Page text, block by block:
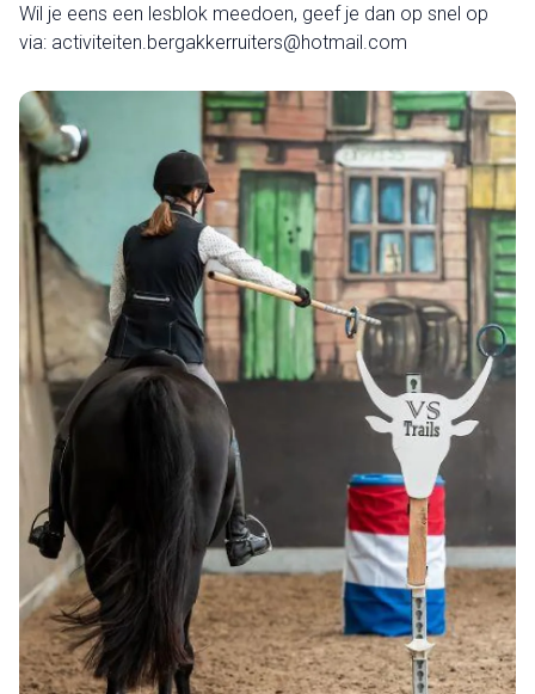
Wil je eens een lesblok meedoen, geef je dan op snel op
via: activiteiten.bergakkerruiters@hotmail.com